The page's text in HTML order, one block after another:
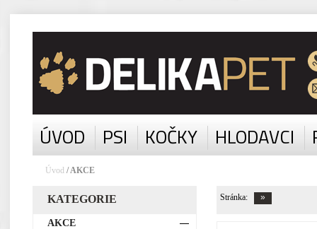
ÚVOD PSI KOČKY HLODAVCI
Úvod / AKCE
KATEGORIE
AKCE
Stránka: